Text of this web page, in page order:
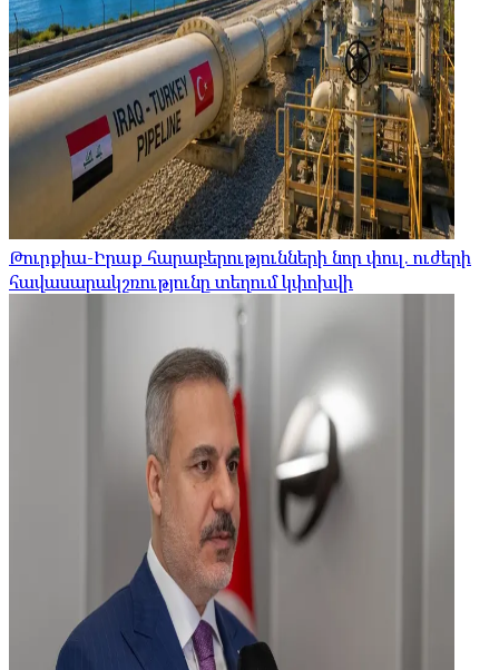
Թուրքիա-Իրաք հարաբերությունների նոր փուլ. ուժերի
հավասարակշռությունը տեղում կփոխվի